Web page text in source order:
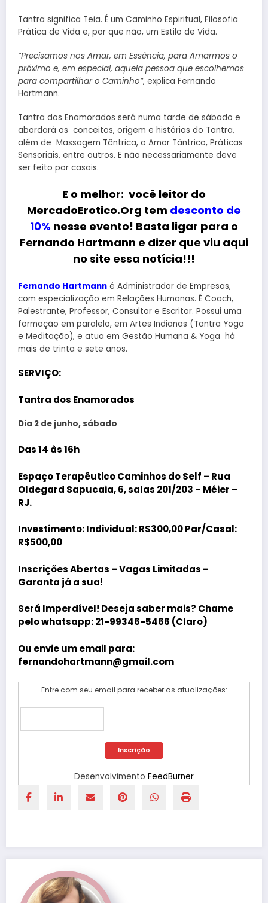
Tantra significa Teia. É um Caminho Espiritual, Filosofia
Prática de Vida e, por que não, um Estilo de Vida.
“Precisamos nos Amar, em Essência, para Amarmos o
próximo e, em especial, aquela pessoa que escolhemos
para compartilhar o Caminho”, explica Fernando
Hartmann.
Tantra dos Enamorados será numa tarde de sábado e
abordará os conceitos, origem e histórias do Tantra,
além de Massagem Tântrica, o Amor Tântrico, Práticas
Sensoriais, entre outros. E não necessariamente deve
ser feito por casais.
E o melhor: você leitor do
MercadoErotico.Org tem desconto de
10% nesse evento! Basta ligar para o
Fernando Hartmann e dizer que viu aqui
no site essa notícia!!!
Fernando Hartmann é Administrador de Empresas,
com especialização em Relações Humanas. É Coach,
Palestrante, Professor, Consultor e Escritor. Possui uma
formação em paralelo, em Artes Indianas (Tantra Yoga
e Meditação), e atua em Gestão Humana & Yoga há
mais de trinta e sete anos.
SERVIÇO:
Tantra dos Enamorados
Dia 2 de junho, sábado
Das 14 às 16h
Espaço Terapêutico Caminhos do Self – Rua
Oldegard Sapucaia, 6, salas 201/203 – Méier –
RJ.
Investimento: Individual: R$300,00 Par/Casal:
R$500,00
Inscrições Abertas – Vagas Limitadas –
Garanta já a sua!
Será Imperdível! Deseja saber mais? Chame
pelo whatsapp: 21-99346-5466 (Claro)
Ou envie um email para:
fernandohartmann@gmail.com
Entre com seu email para receber as atualizações:
Desenvolvimento FeedBurner